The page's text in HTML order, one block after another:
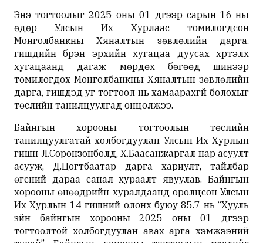
Энэ тогтоолыг 2025 оны 01 дүгээр сарын 16-ны
өдөр Улсын Их Хурлаас томилогдсон
Монголбанкны Хяналтын зөвлөлийн дарга,
гишүүдийн бүрэн эрхийн хугацаа дуусах хүртэлх
хугацаанд дагаж мөрдөх бөгөөд шинээр
томилогдох Монголбанкны Хяналтын зөвлөлийн
дарга, гишүүдэд уг тогтоол нь хамаарахгүй болохыг
төслийн танилцуулгад онцолжээ.
Байнгын хорооны тогтоолын төслийн
танилцуулгатай холбогдуулан Улсын Их Хурлын
гишүүн Л.Соронзонболд, Х.Баасанжаргал нар асуулт
асууж, Д.Цогтбаатар дарга хариулт, тайлбар
өгсний дараа санал хураалт явуулав. Байнгын
хорооны өнөөдрийн хуралдаанд оролцсон Улсын
Их Хурлын 14 гишүүний олонх буюу 85.7 нь “Хууль
зүйн байнгын хорооны 2025 оны 01 дүгээр
тогтоолтой холбогдуулан авах арга хэмжээний